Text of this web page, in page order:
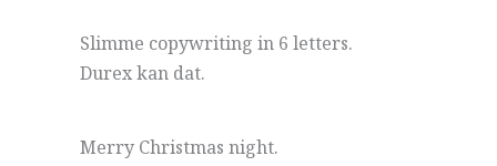
Slimme copywriting in 6 letters.
Durex kan dat.
Merry Christmas night.